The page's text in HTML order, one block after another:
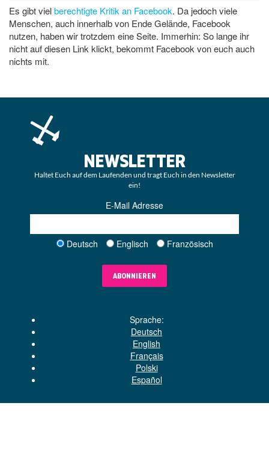
Es gibt vielberechtigte Kritik an Facebook. Da jedoch viele
Menschen, auch innerhalb von Ende Gelände, Facebook
nutzen, haben wir trotzdem eine Seite. Immerhin: So lange ihr
nicht auf diesen Link klickt, bekommt Facebook von euch auch
nichts mit.
NEWSLETTER
Haltet Euch auf dem Laufenden und tragt Euch in den Newsletter
ein!
E-Mail Adresse
Deutsch Englisch Französisch
ABONNIEREN
Sprache:
Deutsch
English
Français
Polski
Español